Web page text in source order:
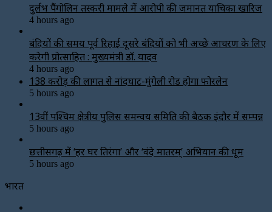
दुर्लभ पैंगोलिन तस्करी मामले में आरोपी की जमानत याचिका खारिज
4 hours ago
बंदियों की समय पूर्व रिहाई दूसरे बंदियों को भी अच्छे आचरण के लिए
करेगी प्रोत्साहित : मुख्यमंत्री डॉ. यादव
4 hours ago
138 करोड़ की लागत से नांदघाट-मुंगेली रोड होगा फोरलेन
5 hours ago
13वीं पश्चिम क्षेत्रीय पुलिस समन्वय समिति की बैठक इंदौर में सम्पन्न
5 hours ago
छत्तीसगढ़ में ‘हर घर तिरंगा’ और ‘वंदे मातरम्’ अभियान की धूम
5 hours ago
भारत